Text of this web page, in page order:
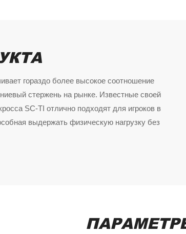
гораздо более высокое соотношение
стержень на рынке. Известные своей
SC-TI отлично подходят для игроков в
выдержать физическую нагрузку без